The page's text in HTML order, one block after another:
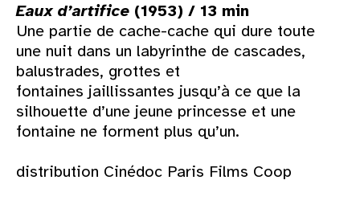
Eaux d’artifice (1953) / 13 min
Une partie de cache-cache qui dure toute
une nuit dans un labyrinthe de cascades,
balustrades, grottes et
fontaines jaillissantes jusqu’à ce que la
silhouette d’une jeune princesse et une
fontaine ne forment plus qu’un.
distribution Cinédoc Paris Films Coop